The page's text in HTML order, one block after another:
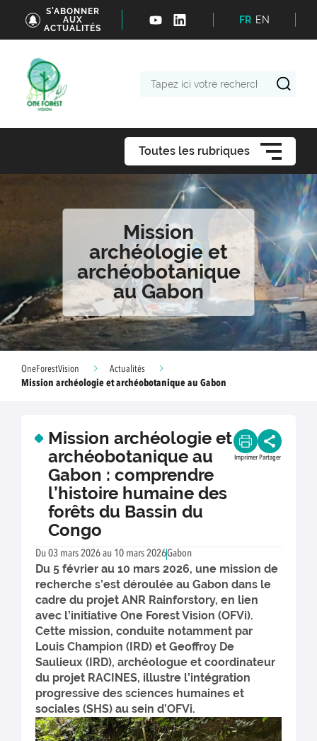
S'ABONNER
AUX
ACTUALITÉS
FR EN
Toutes les rubriques
Mission
archéologie et
archéobotanique
au Gabon
OneForestVision
Actualités
Mission archéologie et archéobotanique au Gabon
Mission archéologie et
archéobotanique au
Gabon : comprendre
l’histoire humaine des
forêts du Bassin du
Congo
Imprimer Partager
Du 03 mars 2026 au 10 mars 2026Gabon
Du 5 février au 10 mars 2026, une mission de
recherche s’est déroulée au Gabon dans le
cadre du projet ANR Rainforstory, en lien
avec l’initiative One Forest Vision (OFVi).
Cette mission, conduite notamment par
Louis Champion (IRD) et Geoffroy De
Saulieux (IRD), archéologue et coordinateur
du projet RACINES, illustre l’intégration
progressive des sciences humaines et
sociales (SHS) au sein d’OFVi.